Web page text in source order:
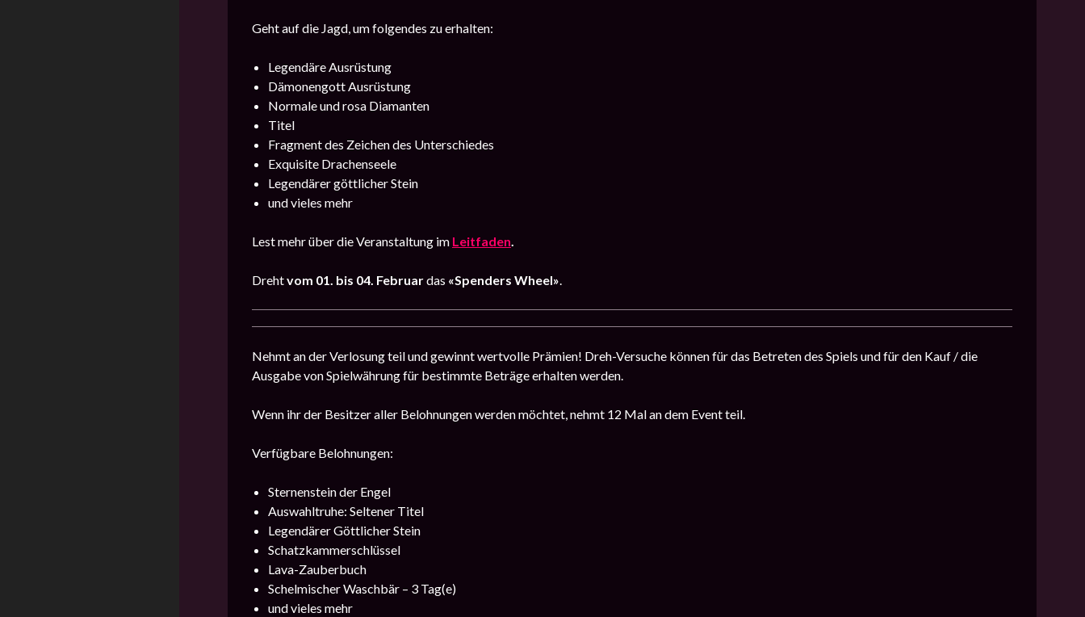
Geht auf die Jagd, um folgendes zu erhalten:
Legendäre Ausrüstung
Dämonengott Ausrüstung
Normale und rosa Diamanten
Titel
Fragment des Zeichen des Unterschiedes
Exquisite Drachenseele
Legendärer göttlicher Stein
und vieles mehr
Lest mehr über die Veranstaltung im Leitfaden.
Drehtvom 01. bis 04. Februardas «Spenders Wheel».
Nehmt an der Verlosung teil und gewinnt wertvolle Prämien! Dreh-Versuche können für das Betreten des Spiels und für den Kauf / die
Ausgabe von Spielwährung für bestimmte Beträge erhalten werden.
Wenn ihr der Besitzer aller Belohnungen werden möchtet, nehmt 12 Mal an dem Event teil.
Verfügbare Belohnungen:
Sternenstein der Engel
Auswahltruhe: Seltener Titel
Legendärer Göttlicher Stein
Schatzkammerschlüssel
Lava-Zauberbuch
Schelmischer Waschbär – 3 Tag(e)
und vieles mehr